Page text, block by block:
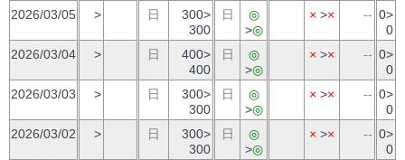
2026/03/05
> 日
300>
300
日
◎
>◎
× >× -- 0>
0
2026/03/04
> 日
400>
400
日
◎
>◎
× >× -- 0>
0
2026/03/03
> 日
300>
300
日
◎
>◎
× >× -- 0>
0
2026/03/02
> 日
300>
300
日
◎
>◎
× >× -- 0>
0